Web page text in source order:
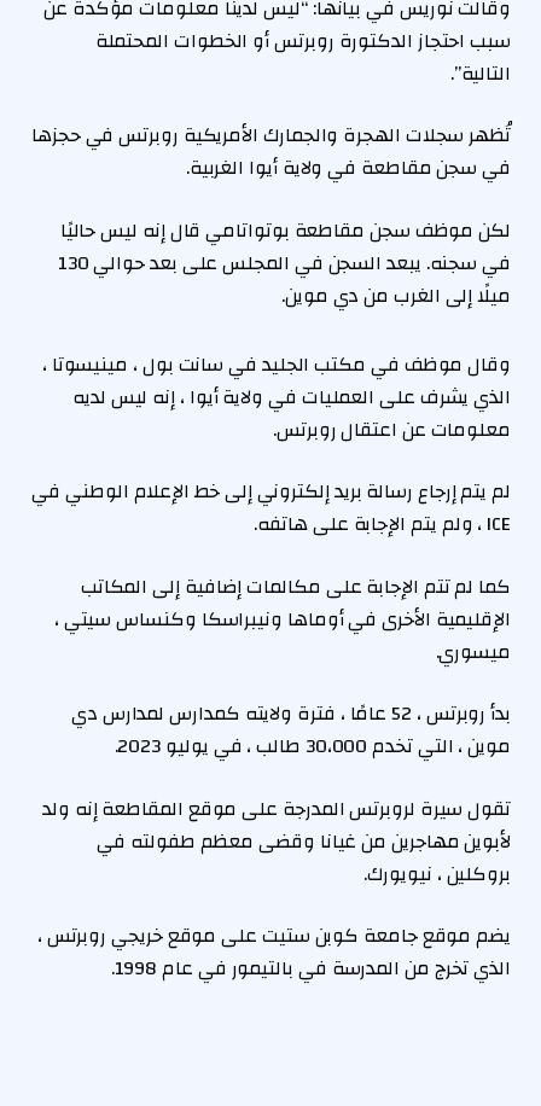
وقالت نوريس في بيانها: “ليس لدينا معلومات مؤكدة عن
سبب احتجاز الدكتورة روبرتس أو الخطوات المحتملة
التالية”.
تُظهر سجلات الهجرة والجمارك الأمريكية روبرتس في حجزها
في سجن مقاطعة في ولاية أيوا الغربية.
لكن موظف سجن مقاطعة بوتواتامي قال إنه ليس حاليًا
في سجنه. يبعد السجن في المجلس على بعد حوالي 130
ميلًا إلى الغرب من دي موين.
وقال موظف في مكتب الجليد في سانت بول ، مينيسوتا ،
الذي يشرف على العمليات في ولاية أيوا ، إنه ليس لديه
معلومات عن اعتقال روبرتس.
لم يتم إرجاع رسالة بريد إلكتروني إلى خط الإعلام الوطني في
ICE ، ولم يتم الإجابة على هاتفه.
كما لم تتم الإجابة على مكالمات إضافية إلى المكاتب
الإقليمية الأخرى في أوماها ونيبراسكا وكنساس سيتي ،
ميسوري.
بدأ روبرتس ، 52 عامًا ، فترة ولايته كمدارس لمدارس دي
موين ، التي تخدم 30،000 طالب ، في يوليو 2023.
تقول سيرة لروبرتس المدرجة على موقع المقاطعة إنه ولد
لأبوين مهاجرين من غيانا وقضى معظم طفولته في
بروكلين ، نيويورك.
يضم موقع جامعة كوبن ستيت على موقع خريجي روبرتس ،
الذي تخرج من المدرسة في بالتيمور في عام 1998.